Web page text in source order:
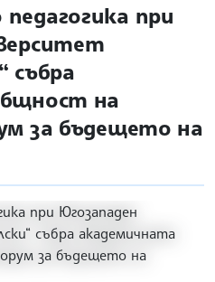
при
събра
на
за бъдещето на